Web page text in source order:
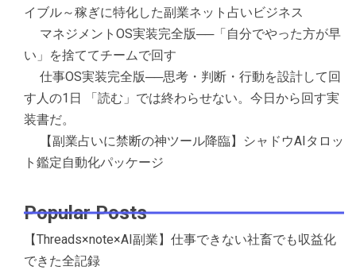
イブル～稼ぎに特化した副業ネット占いビジネス
マネジメントOS実装完全版──「自分でやった方が早
い」を捨ててチームで回す
仕事OS実装完全版──思考・判断・行動を設計して回
す人の1日 「読む」では終わらせない。今日から回す実
装書だ。
【副業占いに禁断の神ツール降臨】シャドウAIタロッ
ト鑑定自動化パッケージ
Popular Posts
【Threads×note×AI副業】仕事できない社畜でも収益化
できた全記録